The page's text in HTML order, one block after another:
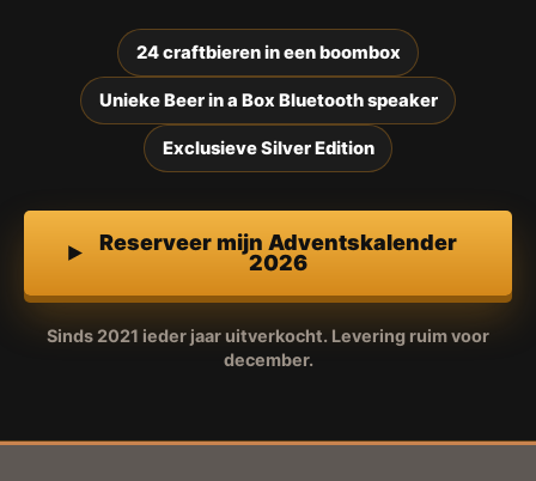
24 craftbieren in een boombox
Unieke Beer in a Box Bluetooth speaker
Exclusieve Silver Edition
Reserveer mijn Adventskalender
2026
Sinds 2021 ieder jaar uitverkocht. Levering ruim voor
december.